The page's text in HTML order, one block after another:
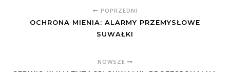
POPRZEDNI
OCHRONA MIENIA: ALARMY PRZEMYSŁOWE
SUWAŁKI
NOWSZE